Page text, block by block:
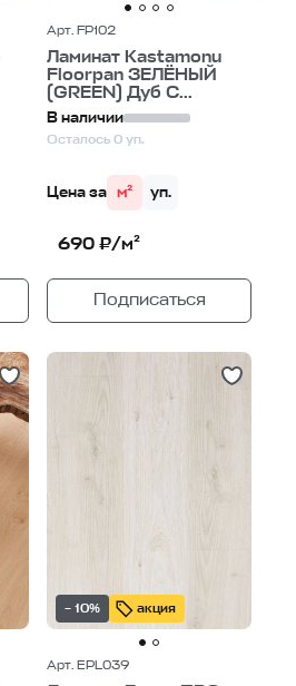
Арт. FP102
Ламинат Kastamonu
Floorpan ЗЕЛЁНЫЙ
(GREEN) Дуб С...
В наличии
Осталось 0 уп.
Цена за м² уп.
690 ₽/м²
Подписаться
– 10% акция
Арт. EPL039